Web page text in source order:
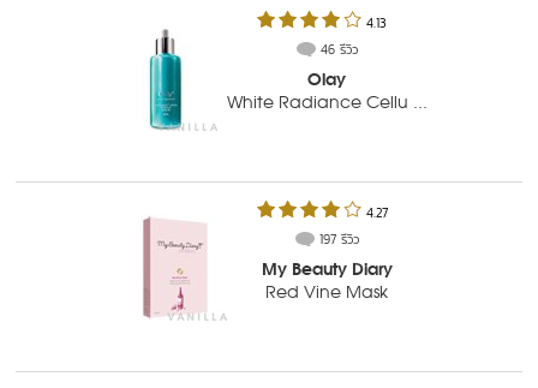
4.13
46 รีวิว
Olay
White Radiance Cellu ...
4.27
197 รีวิว
My Beauty Diary
Red Vine Mask